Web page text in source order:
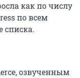
как по числу
по всем
списка.
озвученным